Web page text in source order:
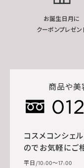
お誕生日月に
クーポンプレゼン
商品や美
コスメコンシェ
のでお気軽にご
平日/10:00～17:00